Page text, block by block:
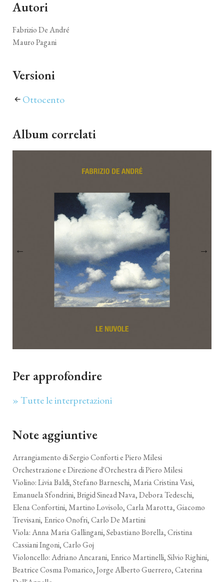
Autori
Fabrizio De André
Mauro Pagani
Versioni
Ottocento
Album correlati
Per approfondire
» Tutte le interpretazioni
Note aggiuntive
Arrangiamento di Sergio Conforti e Piero Milesi
Orchestrazione e Direzione d'Orchestra di Piero Milesi
Violino: Livia Baldi, Stefano Barneschi, Maria Cristina Vasi,
Emanuela Sfondrini, Brigid Sinead Nava, Debora Tedeschi,
Elena Confortini, Martino Lovisolo, Carla Marotta, Giacomo
Trevisani, Enrico Onofri, Carlo De Martini
Viola: Anna Maria Gallingani, Sebastiano Borella, Cristina
Cassiani Ingoni, Carlo Goj
Violoncello: Adriano Ancarani, Enrico Martinelli, Silvio Righini,
Beatrice Cosma Pomarico, Jorge Alberto Guerrero, Caterina